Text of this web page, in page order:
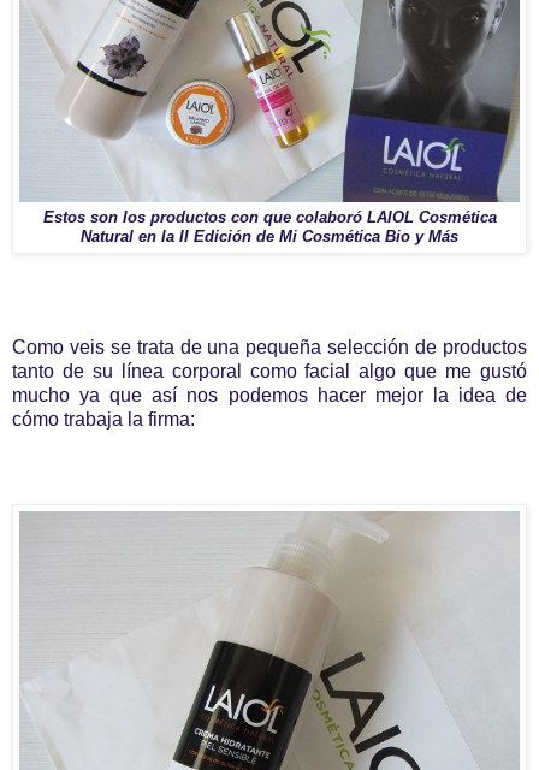
Estos son los productos con que colaboró LAIOL Cosmética
Natural en la II Edición de Mi Cosmética Bio y Más
Como veis se trata de una pequeña selección de productos
tanto de su línea corporal como facial algo que me gustó
mucho ya que así nos podemos hacer mejor la idea de
cómo trabaja la firma: